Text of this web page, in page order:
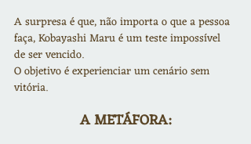
A surpresa é que, não importa o que a pessoa
faça, Kobayashi Maru é um teste impossível
de ser vencido.
O objetivo é experienciar um cenário sem
vitória.
A METÁFORA: